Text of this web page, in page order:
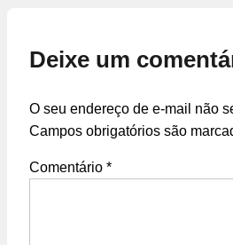
Deixe um
O seu endereço de e-mail não
Campos obrigatórios são
Comentário *